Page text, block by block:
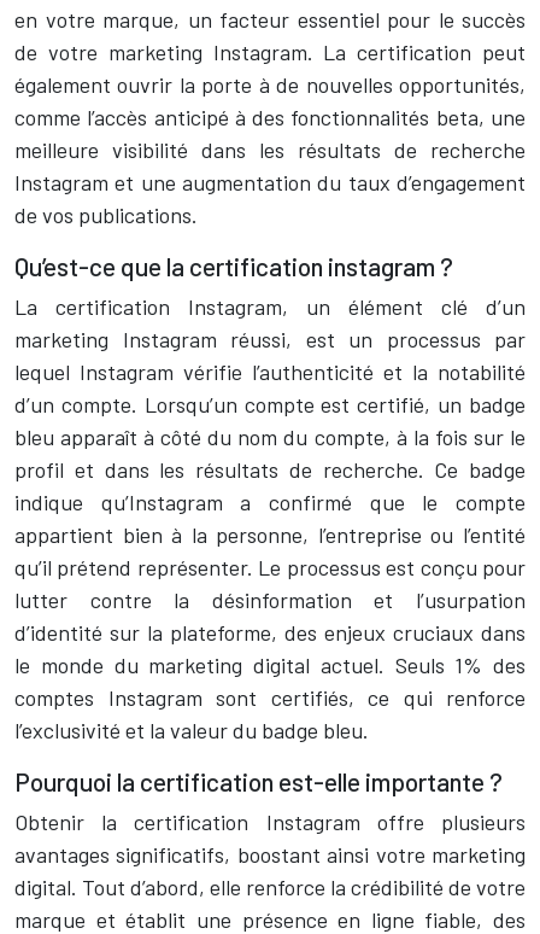
en votre marque, un facteur essentiel pour le succès
de votre marketing Instagram. La certification peut
également ouvrir la porte à de nouvelles opportunités,
comme l’accès anticipé à des fonctionnalités beta, une
meilleure visibilité dans les résultats de recherche
Instagram et une augmentation du taux d’engagement
de vos publications.
Qu’est-ce que la certification instagram ?
La certification Instagram, un élément clé d’un
marketing Instagram réussi, est un processus par
lequel Instagram vérifie l’authenticité et la notabilité
d’un compte. Lorsqu’un compte est certifié, un badge
bleu apparaît à côté du nom du compte, à la fois sur le
profil et dans les résultats de recherche. Ce badge
indique qu’Instagram a confirmé que le compte
appartient bien à la personne, l’entreprise ou l’entité
qu’il prétend représenter. Le processus est conçu pour
lutter contre la désinformation et l’usurpation
d’identité sur la plateforme, des enjeux cruciaux dans
le monde du marketing digital actuel. Seuls 1% des
comptes Instagram sont certifiés, ce qui renforce
l’exclusivité et la valeur du badge bleu.
Pourquoi la certification est-elle importante ?
Obtenir la certification Instagram offre plusieurs
avantages significatifs, boostant ainsi votre marketing
digital. Tout d’abord, elle renforce la crédibilité de votre
marque et établit une présence en ligne fiable, des